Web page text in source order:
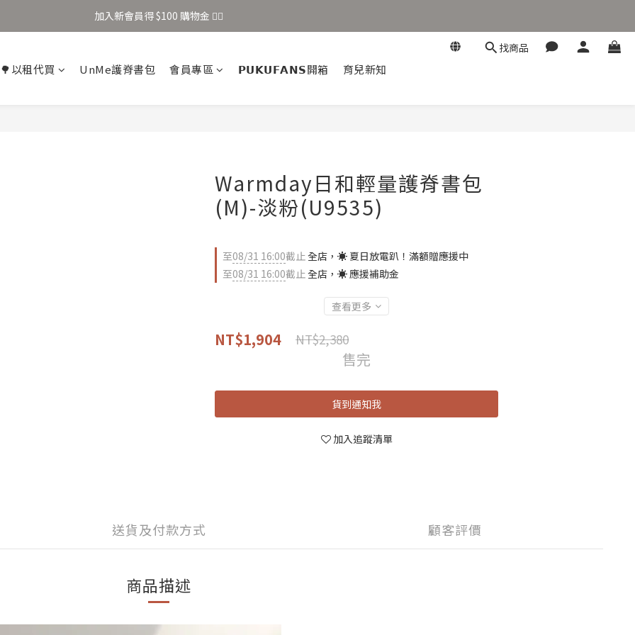
加入新會員得 $100 購物金 👉🏻
加入新會員得 $100 購物金 👉🏻
加入新會員得 $100 購物金 👉🏻
找商品
🌳以租代買 UnMe護脊書包 會員專區 𝗣𝗨𝗞𝗨𝗙𝗔𝗡𝗦開箱 育兒新知
Warmday日和輕量護脊書包
(M)-淡粉(U9535)
至08/31 16:00截止全店，☀️ 夏日放電趴！滿額贈應援中
至08/31 16:00截止全店，☀️ 應援補助金
查看更多
NT$1,904 NT$2,380
售完
貨到通知我
加入追蹤清單
送貨及付款方式 顧客評價
商品描述